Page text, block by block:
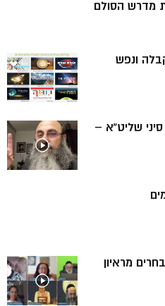
מדרש הסולם
ונפש
שליט”א –
מראיון